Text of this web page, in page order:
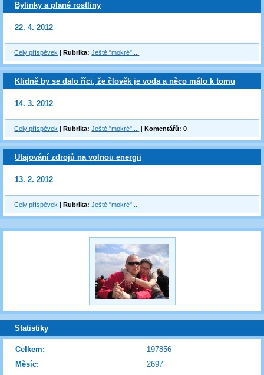
Bylinky a plané rostliny
22. 4. 2012
Celý příspěvek |Rubrika: Ještě "mokré" ...
Klidně by se dalo říci, že člověk je voda a něco málo k tomu
14. 3. 2012
Celý příspěvek |Rubrika: Ještě "mokré" ... |Komentářů: 0
Utajování zdrojů na volnou energii
13. 2. 2012
Celý příspěvek |Rubrika: Ještě "mokré" ...
Statistiky
Celkem:
197856
Měsíc:
2697